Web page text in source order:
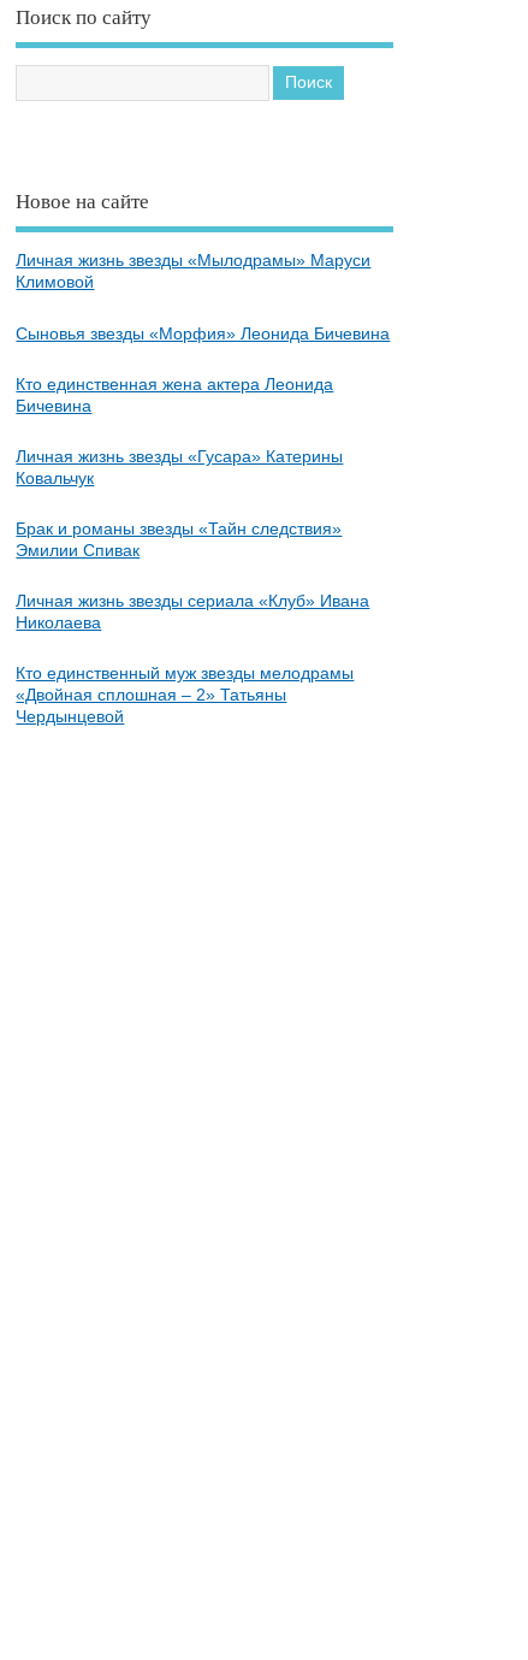
Поиск по сайту
Новое на сайте
Личная жизнь звезды «Мылодрамы» Маруси
Климовой
Сыновья звезды «Морфия» Леонида Бичевина
Кто единственная жена актера Леонида
Бичевина
Личная жизнь звезды «Гусара» Катерины
Ковальчук
Брак и романы звезды «Тайн следствия»
Эмилии Спивак
Личная жизнь звезды сериала «Клуб» Ивана
Николаева
Кто единственный муж звезды мелодрамы
«Двойная сплошная – 2» Татьяны
Чердынцевой